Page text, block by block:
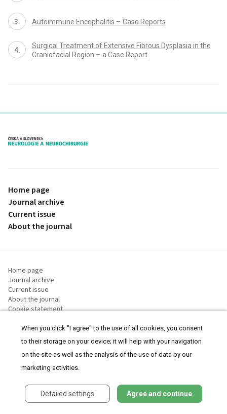
Autoim­mune Encephalitis – Case Reports
Surgical Treatment of Extensive Fibrous Dysplasia in the
Craniofacial Region – a Case Report
proLékaře.cz
Home page
Journal archive
Current issue
About the journal
Home page
Journal archive
Current issue
About the journal
Cookie statement
© 2008-2026 MeDitorial | ISSN 1803-6597
The content of this site is intended for health care professionals
When you click "I agree" to the use of all cookies, you consent
to their storage on your device; it will help with your navigation
on the site as well as the analysis of the use of data by our
marketing activities.
Detailed settings Agree and continue